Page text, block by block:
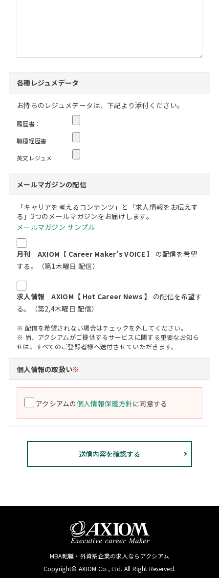
各種レジュメデータ
お持ちのレジュメデータは、下記より添付ください。
履歴書：
職種経歴書
英文レジュメ
メールマガジンの配信
「キャリアを考えるコンテンツ」と「求人情報をお伝えす
る」2つのメールマガジンをお届けします。
メールマガジン サンプル
月刊 AXIOM【 Career Maker’s VOICE 】
の配信を希望
する。（第1木曜日 配信）
求人情報 AXIOM【 Hot Career News 】
の配信を希望す
る。（第2,4木曜日 配信）
※ 配信を希望されない場合はチェックを外してください。
※ 尚、アクシアムがご提供するサービスに関する重要なお知ら
せは、すべてのご登録者様へ送付させていただきます。
個人情報の取扱い※
アクシアムの個人情報保護方針に同意する
MBA転職・外資系企業の求人ならアクシアム
Copyright© AXIOM Co., Ltd. All Right Reserved.